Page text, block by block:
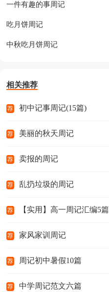
一件有趣的事周记
吃月饼周记
中秋吃月饼周记
相关推荐
荐 初中记事周记(15篇)
荐 美丽的秋天周记
荐 卖报的周记
荐 乱扔垃圾的周记
荐 【实用】高一周记汇编5篇
荐 家风家训周记
荐 周记初中暑假10篇
荐 中学周记范文六篇